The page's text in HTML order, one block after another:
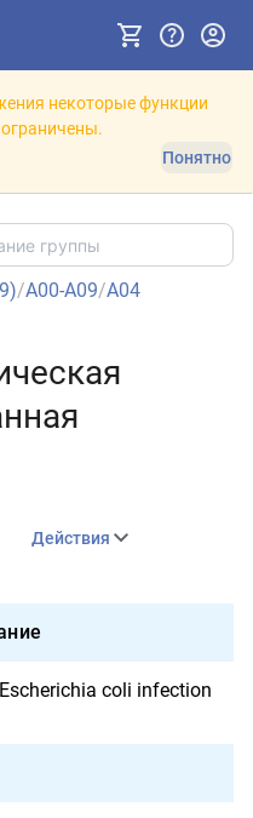
некоторые функции
Понятно
/A00-A09/A04
Действия
coli infection